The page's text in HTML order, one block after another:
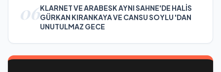
06KLARNET VE ARABESK AYNI SAHNE'DE HALİS
GÜRKAN KIRANKAYA VE CANSU SOYLU 'DAN
UNUTULMAZ GECE